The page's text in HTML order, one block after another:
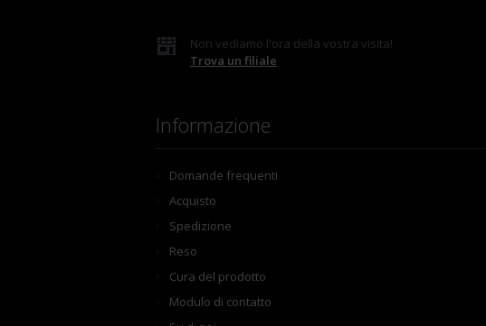
Non vediamo l'ora della vostra visita!
Trova un filiale
Informazione
Domande frequenti
Acquisto
Spedizione
Reso
Cura del prodotto
Modulo di contatto